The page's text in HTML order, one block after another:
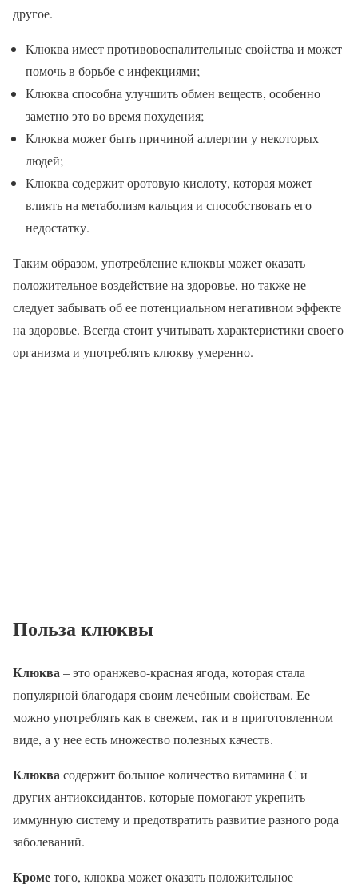
другое.
Клюква имеет противовоспалительные свойства и может
помочь в борьбе с инфекциями;
Клюква способна улучшить обмен веществ, особенно
заметно это во время похудения;
Клюква может быть причиной аллергии у некоторых
людей;
Клюква содержит оротовую кислоту, которая может
влиять на метаболизм кальция и способствовать его
недостатку.
Таким образом, употребление клюквы может оказать
положительное воздействие на здоровье, но также не
следует забывать об ее потенциальном негативном эффекте
на здоровье. Всегда стоит учитывать характеристики своего
организма и употреблять клюкву умеренно.
Польза клюквы
Клюква– это оранжево-красная ягода, которая стала
популярной благодаря своим лечебным свойствам. Ее
можно употреблять как в свежем, так и в приготовленном
виде, а у нее есть множество полезных качеств.
Клюквасодержит большое количество витамина С и
других антиоксидантов, которые помогают укрепить
иммунную систему и предотвратить развитие разного рода
заболеваний.
Крометого, клюква может оказать положительное